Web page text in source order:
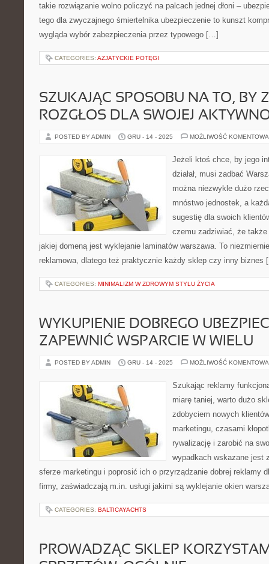
takie rozwiązanie wolno policzyć na palcach jednej dłoni –
tego dla zwyczajnego śmiertelnika ubezpieczenie to kunszt
wygląda wybór zabezpieczenia przez typowego […]
CATEGORIES: AZJATYCKIE POTĘGI
SZUKAJĄC SPOSOBU NA TO, BY
ROZGŁOS DLA SWOJEJ
POSTED BY ADMIN GRU - 14 - 2025 MOŻLIWOŚĆ
Jeżeli ktoś chce, by jego
działał, musi zadbać
można niezwykle dużo
mnóstwo jednostek, a
sugestię dla swoich
czemu zadziwiać, że
jakiej domeną jest wyklejanie laminatów warszawa. To
reklamowa, dlatego też praktycznie każdy sklep czy inny biznes
CATEGORIES: MINIMALIZM W ZDROWYM STYLU ŻYCIA
WYKUPIENIE DOBREGO
ZAPEWNIĆ WSPARCIE W WIELU
POSTED BY ADMIN GRU - 14 - 2025 MOŻLIWOŚĆ
Szukając reklamy
miarę taniej, warto dużo
zdobyciem nowych
marketingu, czasami
rywalizację i zarobić na
wypadkach wskazane jest
sferze marketingu i poprosić ich o przyrządzanie dobrej reklamy
firmy, zaświadczają m.in. usługi jakimi są wyklejanie okien
CATEGORIES: BALTICAYACHTS
PROWADZĄC SKLEP